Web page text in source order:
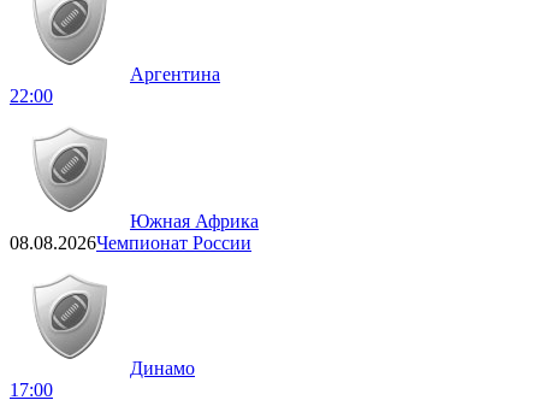
Аргентина
22:00
Южная Африка
08.08.2026Чемпионат России
Динамо
17:00